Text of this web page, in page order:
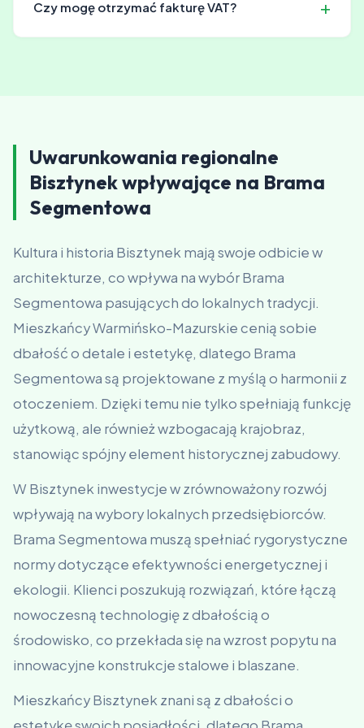
wymagają pozwolenia - wystarczy zgłoszenie w
Czy mogę otrzymać fakturę VAT?
Uwarunkowania regionalne
Bisztynek wpływające na Brama
Segmentowa
Kultura i historia Bisztynek mają swoje odbicie w
architekturze, co wpływa na wybór Brama
Segmentowa pasujących do lokalnych tradycji.
Mieszkańcy Warmińsko-Mazurskie cenią sobie
dbałość o detale i estetykę, dlatego Brama
Segmentowa są projektowane z myślą o harmonii z
otoczeniem. Dzięki temu nie tylko spełniają funkcję
użytkową, ale również wzbogacają krajobraz,
stanowiąc spójny element historycznej zabudowy.
W Bisztynek inwestycje w zrównoważony rozwój
wpływają na wybory lokalnych przedsiębiorców.
Brama Segmentowa muszą spełniać rygorystyczne
normy dotyczące efektywności energetycznej i
ekologii. Klienci poszukują rozwiązań, które łączą
nowoczesną technologię z dbałością o
środowisko, co przekłada się na wzrost popytu na
innowacyjne konstrukcje stalowe i blaszane.
Mieszkańcy Bisztynek znani są z dbałości o